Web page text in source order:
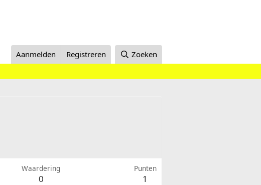
Aanmelden Registreren Zoeken
Waardering
0
Punten
1